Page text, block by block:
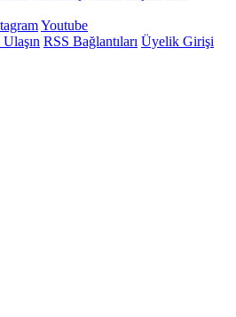
Youtube
RSS Bağlantıları Üyelik Girişi